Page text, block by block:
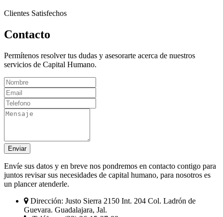
Clientes Satisfechos
Contacto
Permítenos resolver tus dudas y asesorarte acerca de nuestros
servicios de Capital Humano.
Enviar
Envíe sus datos y en breve nos pondremos en contacto contigo para
juntos revisar sus necesidades de capital humano, para nosotros es
un plancer atenderle.
Dirección: Justo Sierra 2150 Int. 204 Col. Ladrón de
Guevara. Guadalajara, Jal.